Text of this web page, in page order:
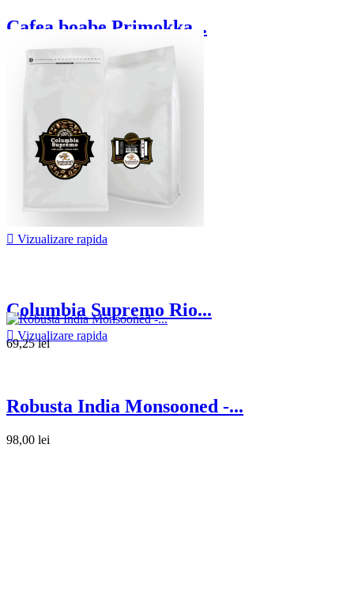
Cafea boabe Primokka...
65,00 lei
 Vizualizare rapida
Columbia Supremo Rio...
69,25 lei
 Vizualizare rapida
Robusta India Monsooned -...
98,00 lei